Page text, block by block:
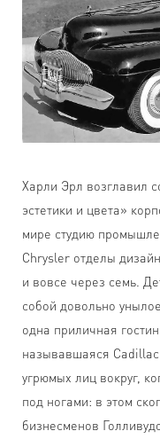
Харли Эрл возглавил
эстетики и цвета»
мире студию
Chrysler отделы
и вовсе через семь.
собой довольно
одна приличная
называвшаяся
угрюмых лиц вокруг,
под ногами: в этом
бизнесменов